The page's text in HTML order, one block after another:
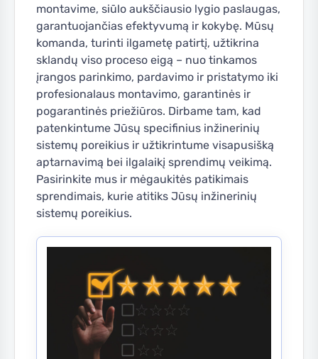
montavime, siūlo aukščiausio lygio paslaugas,
garantuojančias efektyvumą ir kokybę. Mūsų
komanda, turinti ilgametę patirtį, užtikrina
sklandų viso proceso eigą – nuo tinkamos
įrangos parinkimo, pardavimo ir pristatymo iki
profesionalaus montavimo, garantinės ir
pogarantinės priežiūros. Dirbame tam, kad
patenkintume Jūsų specifinius inžinerinių
sistemų poreikius ir užtikrintume visapusišką
aptarnavimą bei ilgalaikį sprendimų veikimą.
Pasirinkite mus ir mėgaukitės patikimais
sprendimais, kurie atitiks Jūsų inžinerinių
sistemų poreikius.